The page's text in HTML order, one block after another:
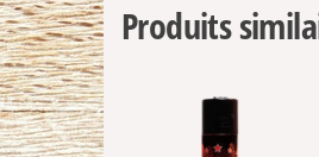
Produits